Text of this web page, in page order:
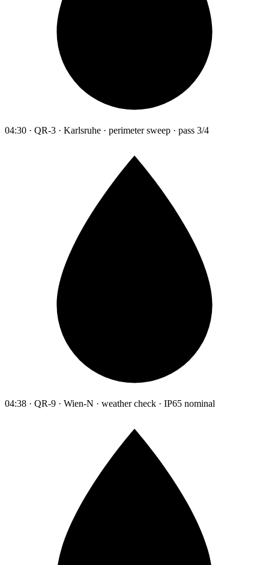
04:30 · QR-3 · Karlsruhe · perimeter sweep · pass 3/4
04:38 · QR-9 · Wien-N · weather check · IP65 nominal